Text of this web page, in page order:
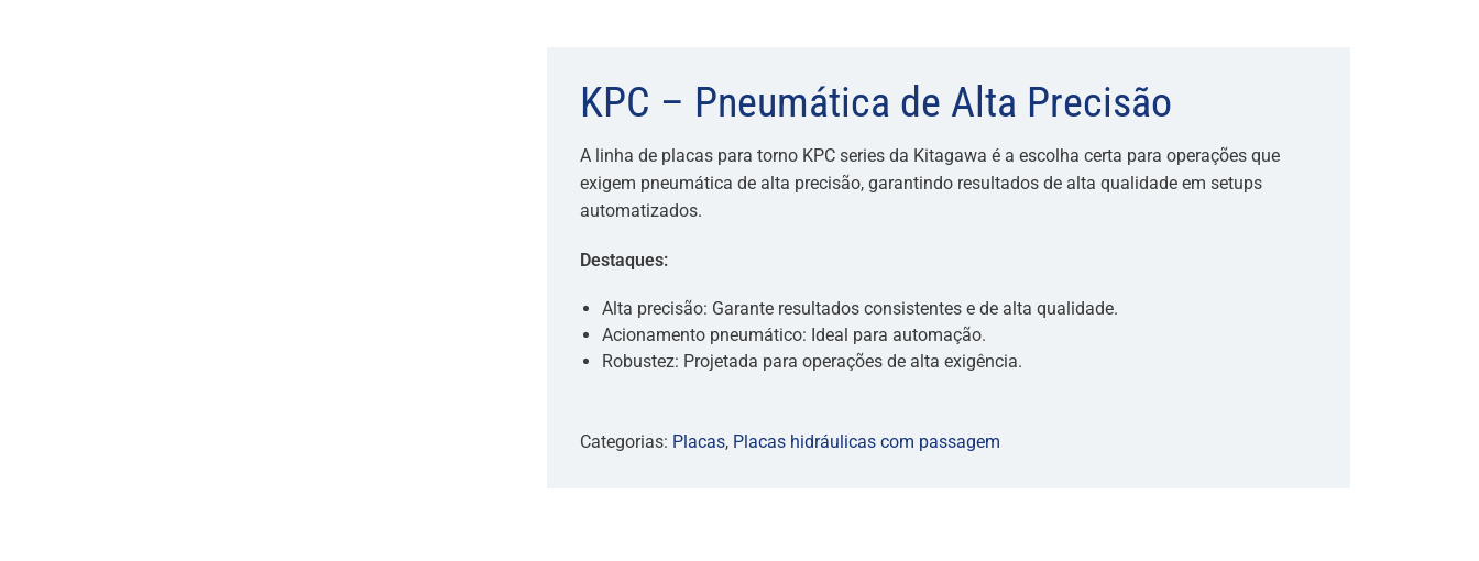
KPC – Pneumática de Alta Precisão
A linha de placas para torno KPC series da Kitagawa é a escolha certa para operações que
exigem pneumática de alta precisão, garantindo resultados de alta qualidade em setups
automatizados.
Destaques:
Alta precisão: Garante resultados consistentes e de alta qualidade.
Acionamento pneumático: Ideal para automação.
Robustez: Projetada para operações de alta exigência.
Categorias: Placas, Placas hidráulicas com passagem